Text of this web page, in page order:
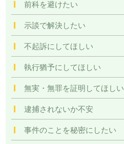
前科を避けたい
示談で解決したい
不起訴にしてほしい
執行猶予にしてほしい
無実・無罪を証明してほしい
逮捕されないか不安
事件のことを秘密にしたい